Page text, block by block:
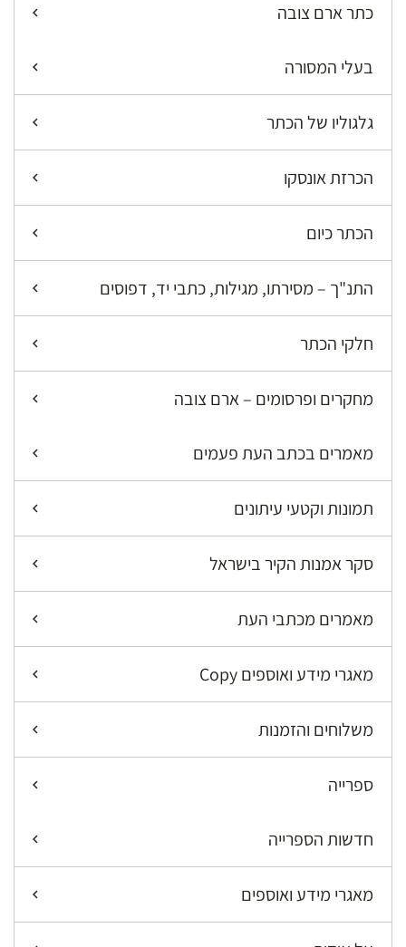
כתר ארם צובה
בעלי המסורה
גלגוליו של הכתר
הכרזת אונסקו
הכתר כיום
התנ"ך – מסירתו, מגילות, כתבי יד, דפוסים
חלקי הכתר
מחקרים ופרסומים – ארם צובה
מאמרים בכתב העת פעמים
תמונות וקטעי עיתונים
סקר אמנות הקיר בישראל
מאמרים מכתבי העת
מאגרי מידע ואוספים Copy
משלוחים והזמנות
ספרייה
חדשות הספרייה
מאגרי מידע ואוספים